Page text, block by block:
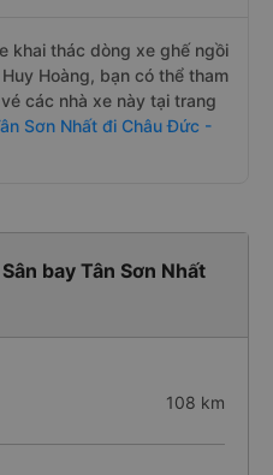
khai thác dòng xe ghế ngồi
Hoàng, bạn có thể tham
các nhà xe này tại trang
Sơn Nhất đi Châu Đức -
bay Tân Sơn Nhất
108 km